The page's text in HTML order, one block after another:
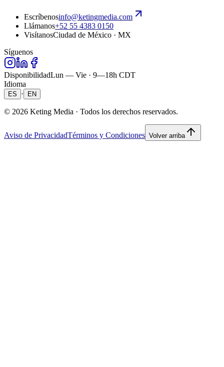
Escríbenosinfo@ketingmedia.com
Llámanos+52 55 4383 0150
VisítanosCiudad de México · MX
Síguenos
DisponibilidadLun — Vie · 9—18h CDT
Idioma
ES · EN
© 2026 Keting Media · Todos los derechos reservados.
Aviso de PrivacidadTérminos y Condiciones Volver arriba